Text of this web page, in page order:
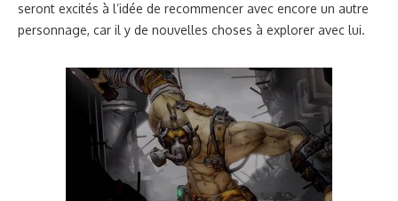
seront excités à l’idée de recommencer avec encore un autre
personnage, car il y de nouvelles choses à explorer avec lui.